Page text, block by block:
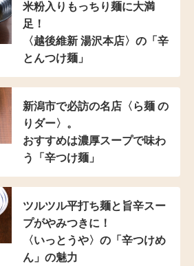
米粉入り もっちり麺に大満
足！
〈越後維新 湯沢本店〉の 「辛
とんつけ麺」
新潟市で必訪の名店 〈ら麺 の
りダー〉。
おすすめは濃厚スープで味わ
う「辛つけ麺」
ツルツル平打ち麺と 旨辛スー
プがやみつきに！
〈いっとうや〉の 「辛つけめ
ん」の魅力